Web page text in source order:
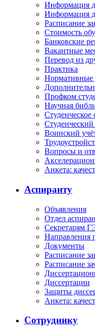
Информация
Информация
Расписание
Стоимость
Банковские
Вакантные
Перевод из
Практика
Нормативные
Профком
Научная
Студенческое
Воинский
Вопросы и
Анкета:
Аспиранту
Объявления
Отдел
Секретарям
Направления
Документы
Расписание
Расписание
Диссертации
Защиты
Анкета:
Сотруднику